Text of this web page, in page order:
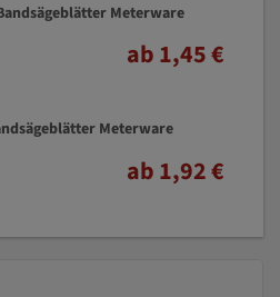
Meterware
ab 1,45 €
Meterware
ab 1,92 €